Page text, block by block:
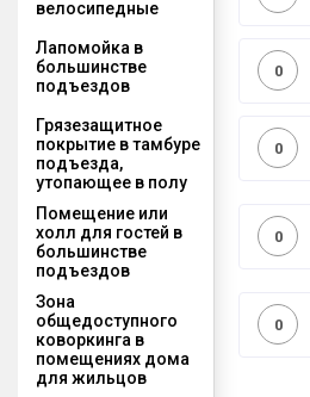
велосипедные
Лапомойка в
большинстве
подъездов
0
Грязезащитное
покрытие в тамбуре
подъезда,
утопающее в полу
0
Помещение или
холл для гостей в
большинстве
подъездов
0
Зона
общедоступного
коворкинга в
помещениях дома
для жильцов
0